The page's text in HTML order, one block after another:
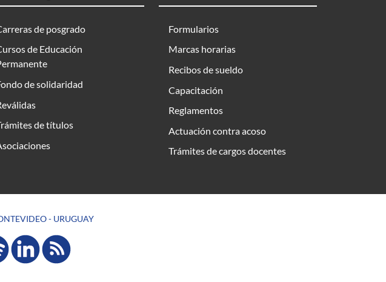
de posgrado
de Educación
de solidaridad
de títulos
Formularios
Marcas horarias
Recibos de sueldo
Capacitación
Reglamentos
Actuación contra acoso
Trámites de cargos docentes
- URUGUAY